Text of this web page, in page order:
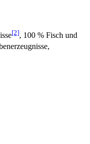
[2], 100 % Fisch und